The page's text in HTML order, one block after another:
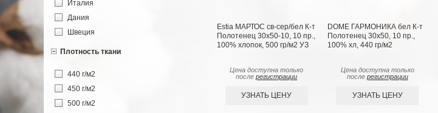
Estia МАРТОС св-сер/бел К-т
Полотенец 30х50-10, 10 пр.,
100% хлопок, 500 гр/м2 УЗ
Цена доступна только
послерегистрации
УЗНАТЬ ЦЕНУ
DOME ГАРМОНИКА бел К-т
Полотенец 30х50, 10 пр.,
100% хл, 440 гр/м2
Цена доступна только
после регистрации
УЗНАТЬ ЦЕНУ
Италия
Дания
Швеция
Плотность ткани
440 г/м2
450 г/м2
500 г/м2